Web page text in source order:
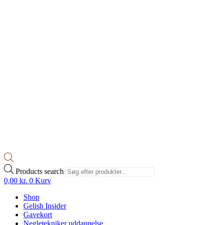
Products search
0,00 kr. 0 Kurv
Shop
Gelish Insider
Gavekort